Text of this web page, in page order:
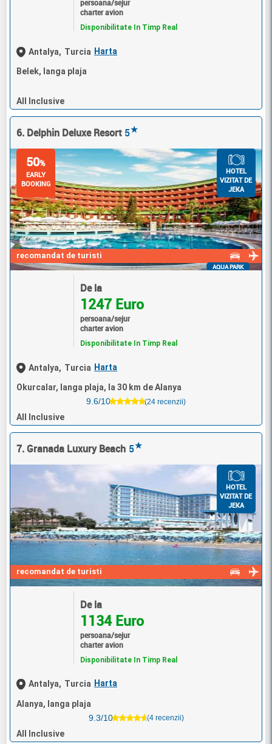
persoana/sejur
charter avion
Disponibilitate In Timp Real
Antalya, Turcia Harta
Belek, langa plaja
All Inclusive
6. Delphin Deluxe Resort 5★
recomandat de turisti
50%
EARLY
BOOKING
HOTEL
VIZITAT DE
JEKA
AQUA PARK
De la
1247 Euro
persoana/sejur
charter avion
Disponibilitate In Timp Real
Antalya, Turcia Harta
Okurcalar, langa plaja, la 30 km de Alanya
9.6/10
(24 recenzii)
All Inclusive
7. Granada Luxury Beach 5★
recomandat de turisti
HOTEL
VIZITAT DE
JEKA
De la
1134 Euro
persoana/sejur
charter avion
Disponibilitate In Timp Real
Antalya, Turcia Harta
Alanya, langa plaja
9.3/10
(4 recenzii)
All Inclusive